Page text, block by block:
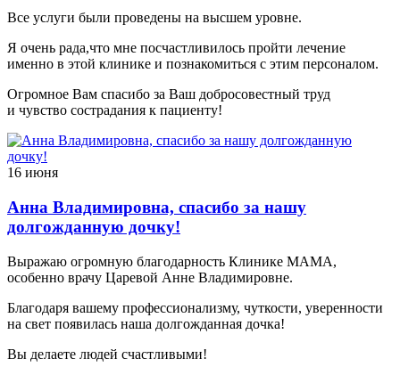
Все услуги были проведены на высшем уровне.
Я очень рада,что мне посчастливилось пройти лечение
именно в этой клинике и познакомиться с этим персоналом.
Огромное Вам спасибо за Ваш добросовестный труд
и чувство сострадания к пациенту!
16 июня
Анна Владимировна, спасибо за нашу
долгожданную дочку!
Выражаю огромную благодарность Клинике МАМА,
особенно врачу Царевой Анне Владимировне.
Благодаря вашему профессионализму, чуткости, уверенности
на свет появилась наша долгожданная дочка!
Вы делаете людей счастливыми!